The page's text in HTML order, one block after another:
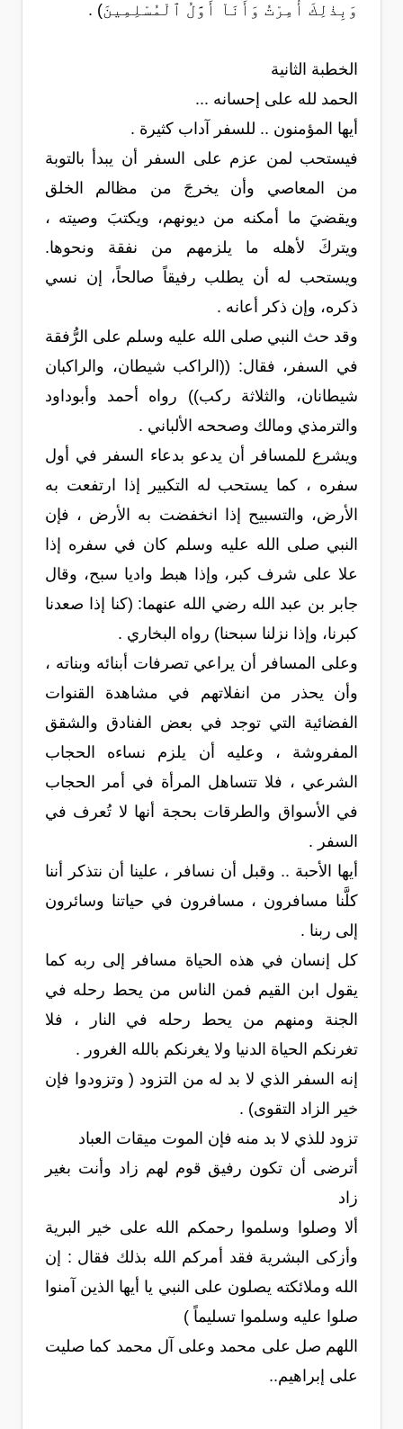
وَبِذٰلِكَ أُمِرْتُ وَأَنَاْ أَوَّلُ ٱلْمُسْلِمِينَ) .
الخطبة الثانية
الحمد لله على إحسانه ...
أيها المؤمنون .. للسفر آداب كثيرة .
فيستحب لمن عزم على السفر أن يبدأ بالتوبة
من المعاصي وأن يخرجَ من مظالم الخلق
ويقضيَ ما أمكنه من ديونهم، ويكتبَ وصيته ،
ويتركَ لأهله ما يلزمهم من نفقة ونحوها.
ويستحب له أن يطلب رفيقاً صالحاً، إن نسي
ذكره، وإن ذكر أعانه .
وقد حث النبي صلى الله عليه وسلم على الرُّفقة
في السفر، فقال: ((الراكب شيطان، والراكبان
شيطانان، والثلاثة ركب)) رواه أحمد وأبوداود
والترمذي ومالك وصححه الألباني .
ويشرع للمسافر أن يدعو بدعاء السفر في أول
سفره ، كما يستحب له التكبير إذا ارتفعت به
الأرض، والتسبيح إذا انخفضت به الأرض ، فإن
النبي صلى الله عليه وسلم كان في سفره إذا
علا على شرف كبر، وإذا هبط واديا سبح، وقال
جابر بن عبد الله رضي الله عنهما: (كنا إذا صعدنا
كبرنا، وإذا نزلنا سبحنا) رواه البخاري .
وعلى المسافر أن يراعي تصرفات أبنائه وبناته ،
وأن يحذر من انفلاتهم في مشاهدة القنوات
الفضائية التي توجد في بعض الفنادق والشقق
المفروشة ، وعليه أن يلزم نساءه الحجاب
الشرعي ، فلا تتساهل المرأة في أمر الحجاب
في الأسواق والطرقات بحجة أنها لا تُعرف في
السفر .
أيها الأحبة .. وقبل أن نسافر ، علينا أن نتذكر أننا
كلَّنا مسافرون ، مسافرون في حياتنا وسائرون
إلى ربنا .
كل إنسان في هذه الحياة مسافر إلى ربه كما
يقول ابن القيم فمن الناس من يحط رحله في
الجنة ومنهم من يحط رحله في النار ، فلا
تغرنكم الحياة الدنيا ولا يغرنكم بالله الغرور .
إنه السفر الذي لا بد له من التزود ( وتزودوا فإن
خير الزاد التقوى) .
تزود للذي لا بد منه فإن الموت ميقات العباد
أترضى أن تكون رفيق قوم لهم زاد وأنت بغير
زاد
ألا وصلوا وسلموا رحمكم الله على خير البرية
وأزكى البشرية فقد أمركم الله بذلك فقال : إن
الله وملائكته يصلون على النبي يا أيها الذين آمنوا
صلوا عليه وسلموا تسليماً )
اللهم صل على محمد وعلى آل محمد كما صليت
على إبراهيم..